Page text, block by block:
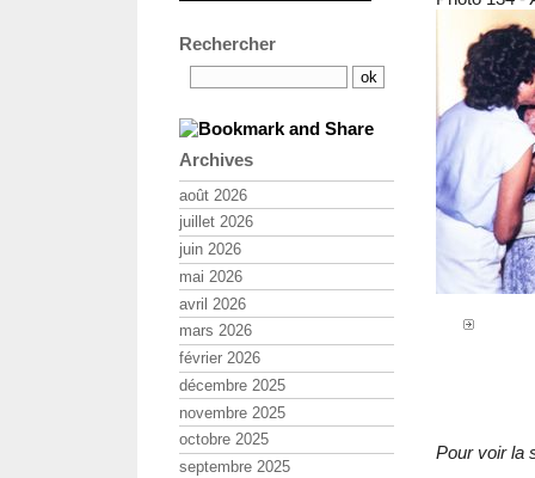
Pour voir la
Rechercher
Archives
août 2026
juillet 2026
juin 2026
mai 2026
avril 2026
mars 2026
février 2026
décembre 2025
novembre 2025
octobre 2025
septembre 2025